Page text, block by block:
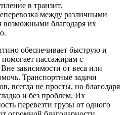
в транзит.
между различными
возможными благодаря их
обеспечивает быструю и
пассажирам с
зависимости от веса или
Транспортные задачи
всегда не просты, но благодаря
и без проблем. Их
перевезти грузы от одного